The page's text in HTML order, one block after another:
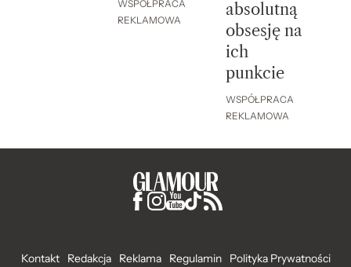
WSPÓŁPRACA
REKLAMOWA
absolutną
obsesję na
ich
punkcie
WSPÓŁPRACA
REKLAMOWA
Kontakt Redakcja Reklama Regulamin
Polityka Prywatności